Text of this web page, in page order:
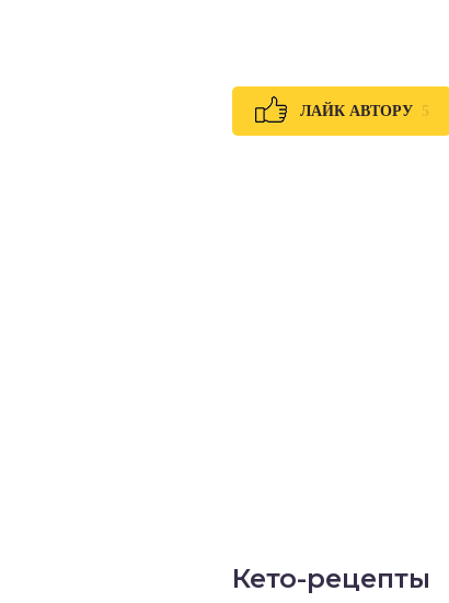
ЛАЙК АВТОРУ 5
Кето-рецепты